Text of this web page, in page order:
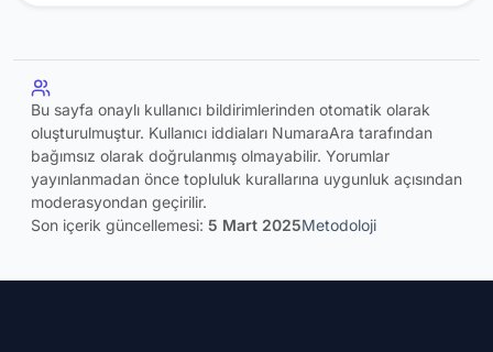
Bu sayfa onaylı kullanıcı bildirimlerinden otomatik olarak
oluşturulmuştur. Kullanıcı iddiaları NumaraAra tarafından
bağımsız olarak doğrulanmış olmayabilir. Yorumlar
yayınlanmadan önce topluluk kurallarına uygunluk açısından
moderasyondan geçirilir.
Son içerik güncellemesi: 5 Mart 2025Metodoloji